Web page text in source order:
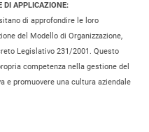
DI APPLICAZIONE:
di approfondire le loro
del Modello di Organizzazione,
Legislativo 231/2001. Questo
competenza nella gestione del
e promuovere una cultura aziendale